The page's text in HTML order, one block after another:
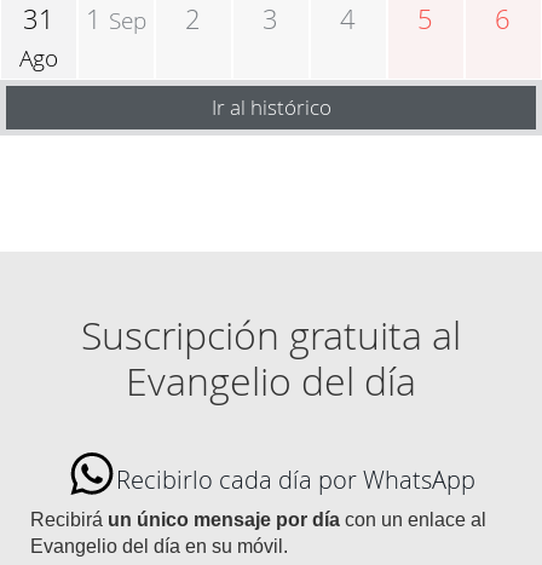
31
Ago
1 Sep 2 3 4 5 6
Ir al histórico
Suscripción gratuita al
Evangelio del día
Recibirlo cada día por WhatsApp
Recibirá un único mensaje por día con un enlace al
Evangelio del día en su móvil.